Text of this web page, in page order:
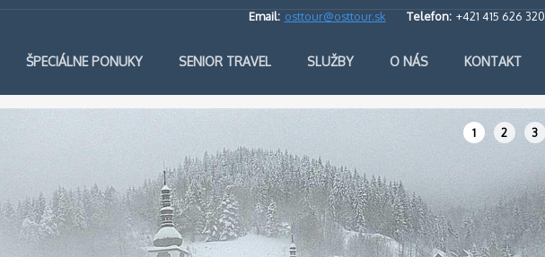
Email: osttour@osttour.sk Telefon: +421 415 626 320
ŠPECIÁLNE PONUKY SENIOR TRAVEL SLUŽBY O NÁS KONTAKT
1 2 3